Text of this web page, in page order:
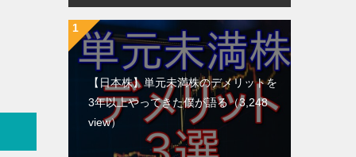
【日本株】単元未満株のデメリットを
3年以上やってきた僕が語る（3,248
view）